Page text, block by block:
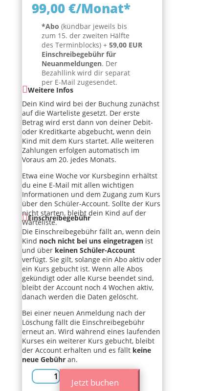
99,00 €/Monat*
*Abo (kündbar jeweils bis
zum 15. der zweiten Hälfte
des Terminblocks) + 59,00 EUR
Einschreibegebühr für
Neuanmeldungen. Der
Bezahllink wird dir separat
per E-Mail zugesendet.
Weitere Infos
Dein Kind wird bei der Buchung zunächst
auf die Warteliste gesetzt. Der erste
Betrag wird erst dann von deiner Debit-
oder Kreditkarte abgebucht, wenn dein
Kind mit dem Kurs startet. Alle weiteren
Zahlungen erfolgen automatisch im
Voraus am 20. jedes Monats.
Etwa eine Woche vor Kursbeginn erhältst
du eine E-Mail mit allen wichtigen
Informationen und dem Zugang zum Kurs
über den Schüler-Account. Sollte der Kurs
nicht starten, bleibt dein Kind auf der
Warteliste.
Einschreibegebühr
Die Einschreibegebühr fällt an, wenn dein
Kind noch nicht bei uns eingetragen ist
und über keinen Schüler-Account
verfügt. Sie gilt, solange ein Abo aktiv oder
ein Kurs gebucht ist. Wenn alle Abos
gekündigt oder alle Kurse beendet sind,
bleibt der Account noch 4 Wochen aktiv,
danach werden die Daten gelöscht.
Bei einer neuen Anmeldung nach der
Löschung fällt die Einschreibegebühr
erneut an. Wird während eines laufenden
Kurses ein weiterer Kurs gebucht, bleibt
der Account erhalten und es fällt keine
neue Gebühran.
Onlinekurs
„Abenteuer
Jetzt buchen